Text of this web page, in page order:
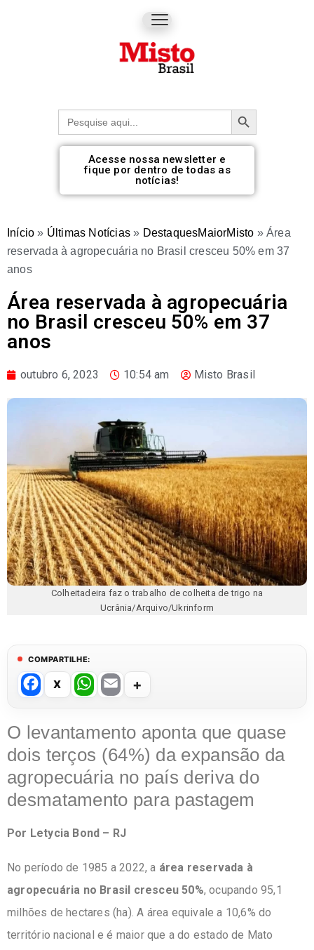
Procurar: Botão de pesquisa
Acesse nossa newsletter e
fique por dentro de todas as
notícias!
Início » Últimas Notícias » DestaquesMaiorMisto »Área
reservada à agropecuária no Brasil cresceu 50% em 37
anos
Área reservada à agropecuária
no Brasil cresceu 50% em 37
anos
outubro 6, 2023 10:54 am Misto Brasil
Colheitadeira faz o trabalho de colheita de trigo na
Ucrânia/Arquivo/Ukrinform
COMPARTILHE:
F
a
c
e
b
o
k
W
h
at
s
A
p
E
ail
O levantamento aponta que quase
dois terços (64%) da expansão da
agropecuária no país deriva do
desmatamento para pastagem
Por Letycia Bond – RJ
No período de 1985 a 2022, a área reservada à
agropecuária no Brasil cresceu 50%, ocupando 95,1
milhões de hectares (ha). A área equivale a 10,6% do
território nacional e é maior que a do estado de Mato